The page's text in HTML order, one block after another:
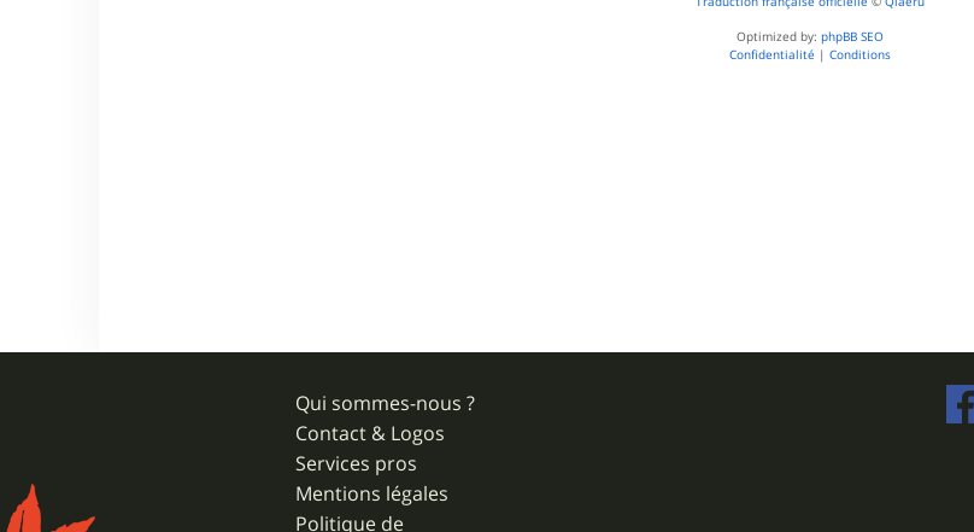
Optimized by: phpBB SEO
Confidentialité | Conditions
Qui sommes-nous ?
Contact & Logos
Services pros
Mentions légales
Politique de